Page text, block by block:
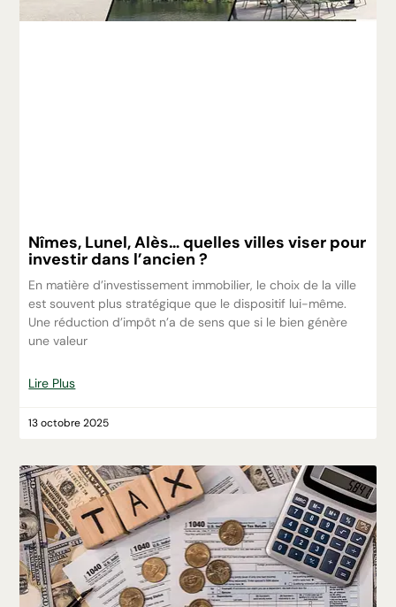
Nîmes, Lunel, Alès… quelles villes viser pour
investir dans l’ancien ?
En matière d’investissement immobilier, le choix de la ville
est souvent plus stratégique que le dispositif lui-même.
Une réduction d’impôt n’a de sens que si le bien génère
une valeur
Lire Plus
13 octobre 2025